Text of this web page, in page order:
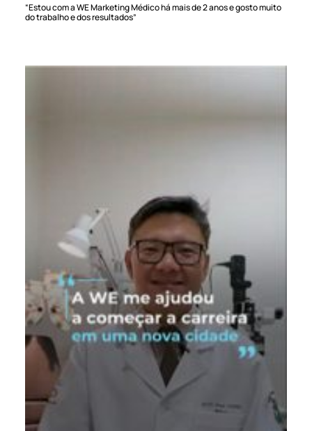
“Estou com a WE Marketing Médico há mais de 2 anos e gosto muito
do trabalho e dos resultados”